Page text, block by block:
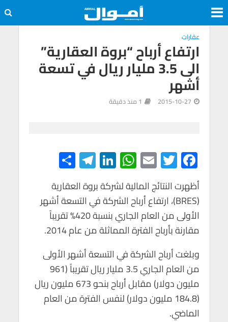
عقارات
ارتفاع أرباح “بروة العقارية”
الى 3.5 مليار ريال في تسعة
أشهر
2015-10-27 1 منذ دقيقة
F
ac
e
b
o
o
k
T
wi
tt
er
E
m
ail
W
h
at
s
A
p
p
Li
n
ke
dI
n
Te
le
gr
a
m
h
ar
e
أظهرت النتائج المالية لشركة بروة العقارية
(BRES)، ارتفاع أرباح الشركة في التسعة أشهر
الأولى من العام الجاري بنسبة 420% تقريباً
مقارنة بأرباح الفترة المماثلة من عام 2014.
وبلغت أرباح الشركة في التسعة أشهر الأولى
من العام الجاري 3.5 مليار ريال تقريباً (961
مليون دولار) مقابل أرباح بنحو 673 مليون ريال
(184.8 مليون دولار) لنفس الفترة من العام
الماضي.